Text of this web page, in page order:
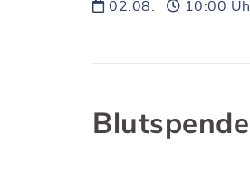
02.08. 10:00